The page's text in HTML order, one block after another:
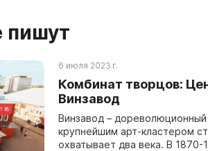
пишут
6 июля 2023 г.
Комбинат творцов:
Винзавод
Винзавод –
крупнейшим арт-кластером
охватывает два века. В 1870-